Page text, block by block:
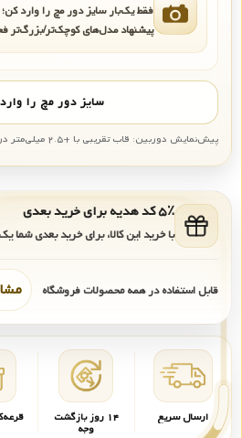
فقط یک‌بار سایز دور مچ را وارد
پیشنهاد مدل‌های کوچک‌تر/بزرگ‌تر
سایز دور مچ را
پیش‌نمایش دوربین: قاب تقریبی با +۲.۵ میلی‌متر در هر طرف
۵٪ کد هدیه برای خرید بعدی
با خرید این کالا، برای خرید بعدی شما
قابل استفاده در همه محصولات فروشگاه
ارسال سریع ۱۴ روز بازگشت
وجه